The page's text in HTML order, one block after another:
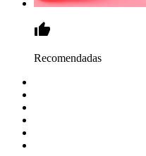
Recomendadas